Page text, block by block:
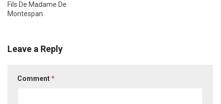
Fils De Madame De
Montespan
Leave a Reply
Comment*